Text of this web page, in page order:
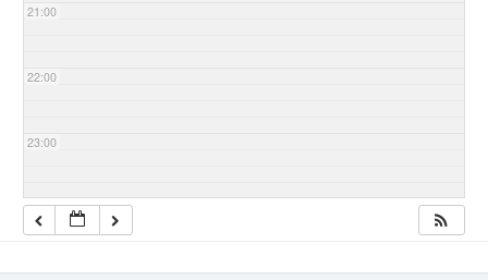
21:00
22:00
23:00